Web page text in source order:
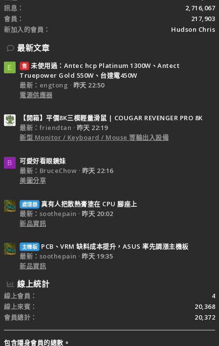
訊息
2,716,067
會員
217,903
新加入的會員
Hudson Chris
最新文章
E 售 未使用過：Antec hcp Platinum 1300W、Antect
Truepower Gold 550W、台達電450W
最新：engtong
昨天 22:50
電源供應器
【開箱】平價8K三模輕量滑鼠 | COUGAR REVENGER PRO 8K
最新：friendtan
昨天 22:19
新型 Monitor / Keyboard / Mouse 等輸出入設備
B
可愛好看眼鏡妹
最新：BruceChow
昨天 22:16
美圖分享
處理器 真有人把散熱膏塗在 CPU 腳座上
最新：soothepain
昨天 20:02
新品資訊
主機板
PCB、VRM 缺料成本提升，ASUS 率先調漲主機板
最新：soothepain
昨天 19:35
新品資訊
線上統計
線上會員
4
線上來賓
20,368
會員總計
20,372
包含隱身會員的總數。